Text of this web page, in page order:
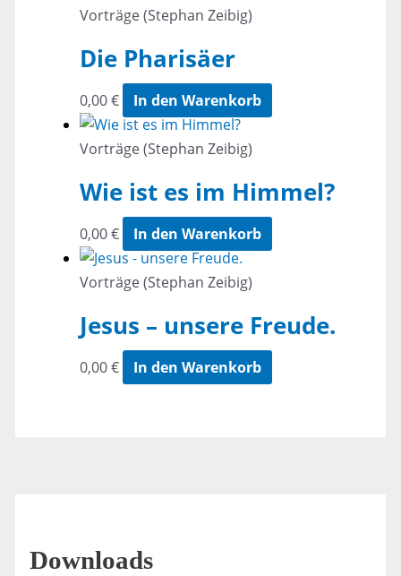
Vorträge (Stephan Zeibig)
Die Pharisäer
0,00€ In den Warenkorb
Vorträge (Stephan Zeibig)
Wie ist es im Himmel?
0,00€ In den Warenkorb
Vorträge (Stephan Zeibig)
Jesus – unsere Freude.
0,00€ In den Warenkorb
Downloads